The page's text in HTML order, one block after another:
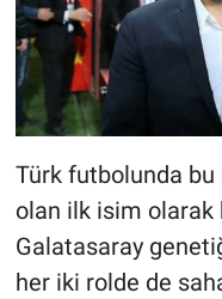
Türk futbolunda bu
olan ilk isim olarak
Galatasaray
her iki rolde de